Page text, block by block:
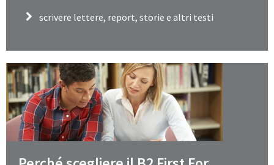
scrivere lettere, report, storie e altri testi